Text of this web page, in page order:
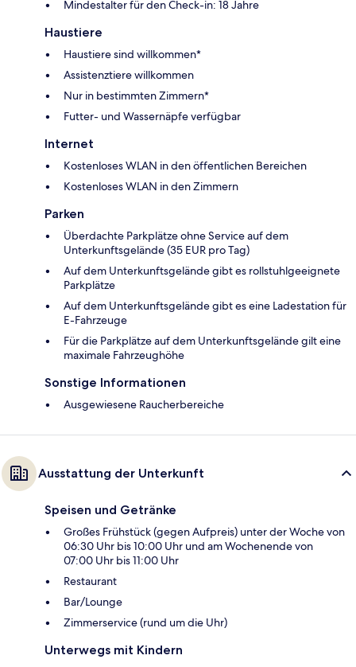
Mindestalter für den Check-in: 18 Jahre
Haustiere
Haustiere sind willkommen*
Assistenztiere willkommen
Nur in bestimmten Zimmern*
Futter- und Wassernäpfe verfügbar
Internet
Kostenloses WLAN in den öffentlichen Bereichen
Kostenloses WLAN in den Zimmern
Parken
Überdachte Parkplätze ohne Service auf dem
Unterkunftsgelände (35 EUR pro Tag)
Auf dem Unterkunftsgelände gibt es rollstuhlgeeignete
Parkplätze
Auf dem Unterkunftsgelände gibt es eine Ladestation für
E-Fahrzeuge
Für die Parkplätze auf dem Unterkunftsgelände gilt eine
maximale Fahrzeughöhe
Sonstige Informationen
Ausgewiesene Raucherbereiche
Ausstattung der Unterkunft
Speisen und Getränke
Großes Frühstück (gegen Aufpreis) unter der Woche von
06:30 Uhr bis 10:00 Uhr und am Wochenende von
07:00 Uhr bis 11:00 Uhr
Restaurant
Bar/Lounge
Zimmerservice (rund um die Uhr)
Unterwegs mit Kindern